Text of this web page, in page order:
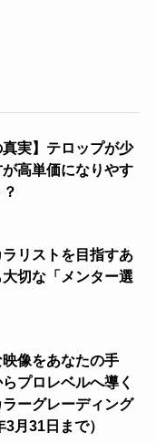
真実】テロップが少
高単価になりやす
リストを目指すあ
切な「メンター選
像をあなたの手
プロレベルへ導く
ーグレーディング
月31日まで）